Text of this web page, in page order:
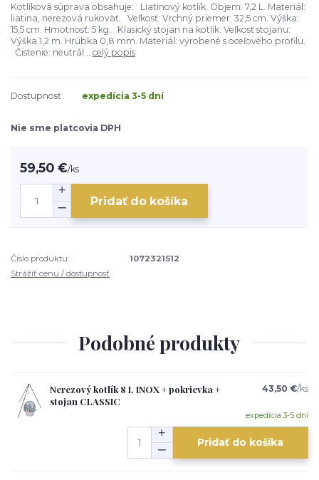
Kotlíková súprava obsahuje: Liatinový kotlík. Objem: 7,2 L. Materiál:
liatina, nerezová rukoväť. Veľkosť: Vrchný priemer: 32,5 cm. Výška:
15,5 cm. Hmotnosť: 5 kg. Klasický stojan na kotlík. Veľkosť stojanu:
Výška 1,2 m. Hrúbka 0,8 mm. Materiál: vyrobené s oceľového profilu.
Čistenie: neutrál... celý popis
Dostupnosť expedícia 3-5 dní
Nie sme platcovia DPH
59,50 €/ks
Pridať do košíka
Číslo produktu:
1072321512
Strážiť cenu / dostupnosť
Podobné produkty
Nerezový kotlík 8 L INOX + pokrievka +
stojan CLASSIC
43,50 €/ks
expedícia 3-5 dní
Pridať do košíka